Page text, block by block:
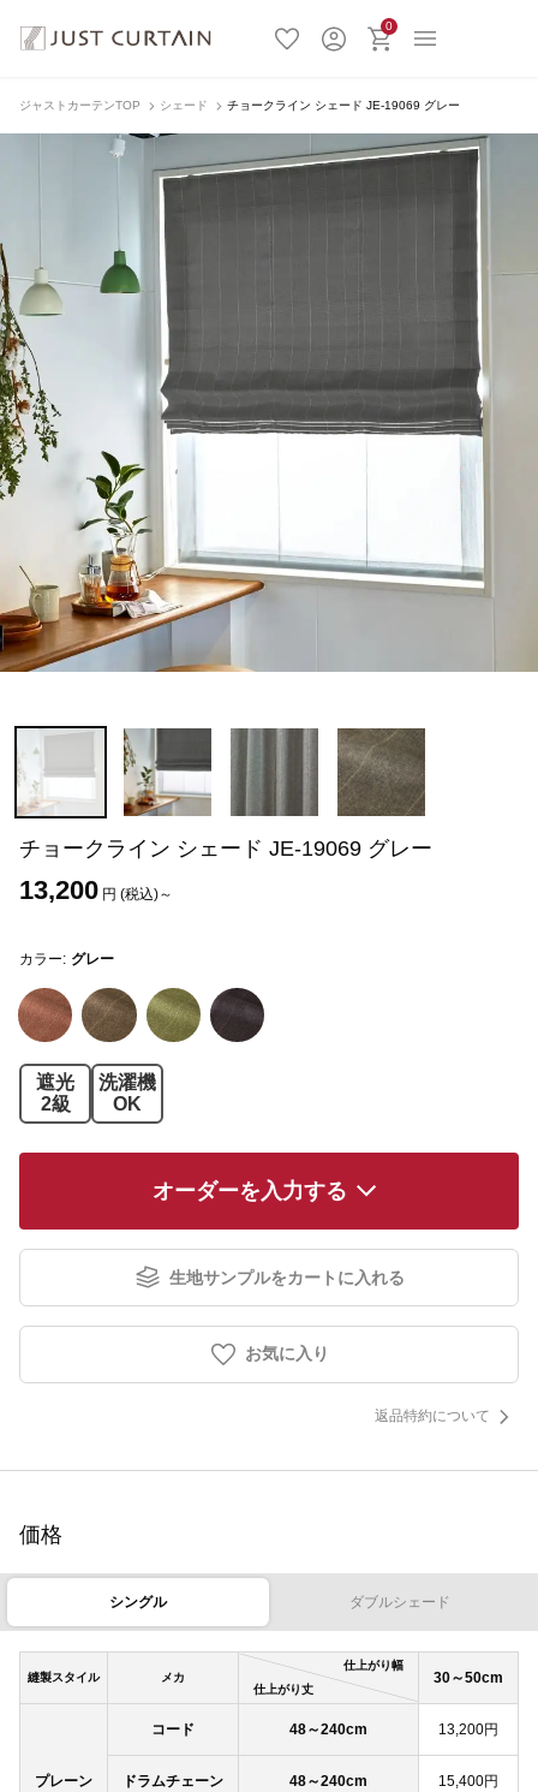
0
ジャストカーテンTOP シェード チョークライン シェード JE-19069 グレー
チョークライン シェード JE-19069 グレー
13,200 円 (税込)～
カラー: グレー
遮光
2級
洗濯機
OK
オーダーを入力する
生地サンプルをカートに入れる
お気に入り
返品特約について
価格
シングル ダブルシェード
縫製スタイル メカ
仕上がり幅
仕上がり丈
30～50cm
プレーン
コード 48～240cm 13,200円
ドラムチェーン 48～240cm 15,400円